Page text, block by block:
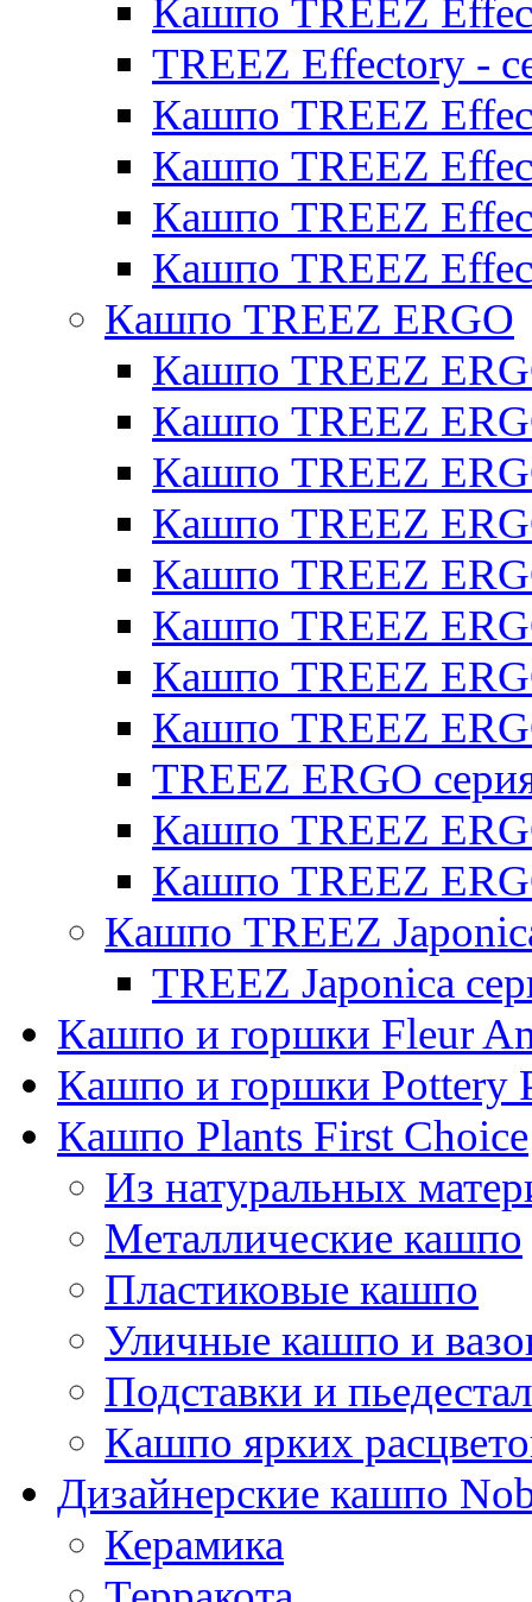
Кашпо TREEZ
TREEZ Effectory -
Кашпо TREEZ
Кашпо TREEZ
Кашпо TREEZ
Кашпо TREEZ
Кашпо TREEZ ERGO
Кашпо TREEZ
Кашпо TREEZ
Кашпо TREEZ
Кашпо TREEZ
Кашпо TREEZ
Кашпо TREEZ
Кашпо TREEZ
Кашпо TREEZ
TREEZ ERGO
Кашпо TREEZ
Кашпо TREEZ
Кашпо TREEZ
TREEZ Japonica
Кашпо и горшки Fleur
Кашпо и горшки Pottery
Кашпо Plants First Choice
Из натуральных
Металлические кашпо
Пластиковые кашпо
Уличные кашпо и
Подставки и
Кашпо ярких
Дизайнерские кашпо
Керамика